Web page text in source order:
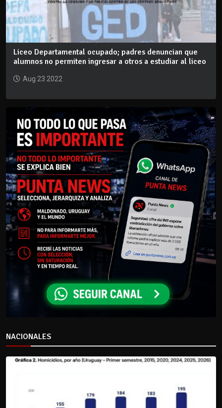
Liceo Departamental ocupado; padres denuncian que
alumnos no permiten ingresar a otros a estudiar al liceo
Aug 23 2022
NACIONALES